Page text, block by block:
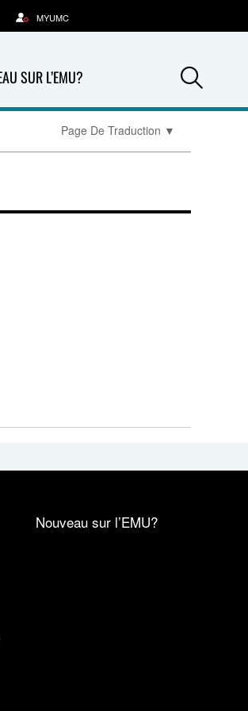
SUR L’EMU?
MYUMC
Page De Traduction ▼
Nouveau sur l’EMU?